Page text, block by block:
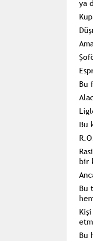
ya
Bu
Bu
bir
Bu
Bu